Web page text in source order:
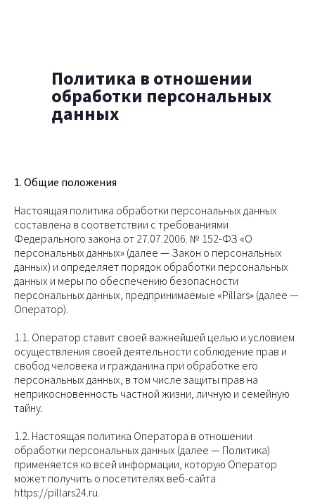
Политика в отношении
обработки персональных
данных
1. Общие положения
Настоящая политика обработки персональных данных
составлена в соответствии с требованиями
Федерального закона от 27.07.2006. № 152-ФЗ «О
персональных данных» (далее — Закон о персональных
данных) и определяет порядок обработки персональных
данных и меры по обеспечению безопасности
персональных данных, предпринимаемые «Pillars» (далее —
Оператор).
1.1. Оператор ставит своей важнейшей целью и условием
осуществления своей деятельности соблюдение прав и
свобод человека и гражданина при обработке его
персональных данных, в том числе защиты прав на
неприкосновенность частной жизни, личную и семейную
тайну.
1.2. Настоящая политика Оператора в отношении
обработки персональных данных (далее — Политика)
применяется ко всей информации, которую Оператор
может получить о посетителях веб-сайта
https://pillars24.ru.